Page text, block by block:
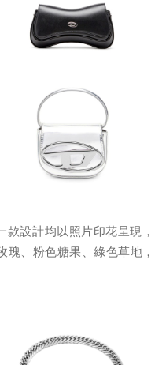
設計均以照片印花呈現，
瑰、粉色糖果、綠色草地，